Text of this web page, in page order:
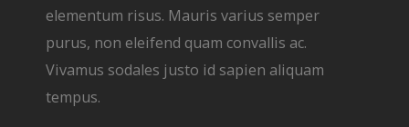
elementum risus. Mauris varius semper
purus, non eleifend quam convallis ac.
Vivamus sodales justo id sapien aliquam
tempus.